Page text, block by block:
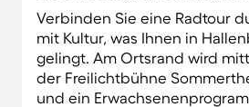
Verbinden Sie eine Radtour
mit Kultur, was Ihnen in
gelingt. Am Ortsrand wird
der Freilichtbühne
und ein